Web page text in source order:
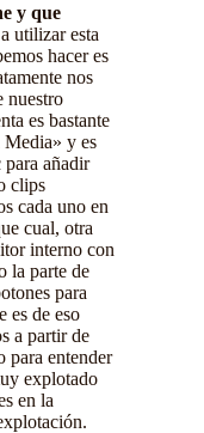
y que
utilizar esta
hacer es
nos
nuestro
es bastante
y es
para añadir
clips
cada uno en
cual, otra
interno con
la parte de
para
es de eso
a partir de
para entender
explotado
en la